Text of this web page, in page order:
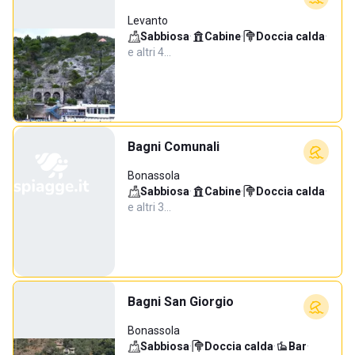
Levanto
Sabbiosa· Cabine· Doccia calda·
e altri 4…
Bagni Comunali
Bonassola
Sabbiosa· Cabine· Doccia calda·
e altri 3…
Bagni San Giorgio
Bonassola
Sabbiosa· Doccia calda· Bar·